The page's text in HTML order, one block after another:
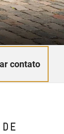
contato